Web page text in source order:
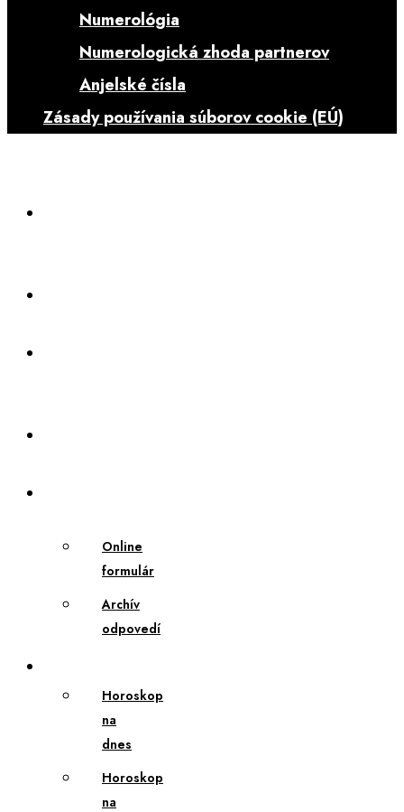
Numerológia
Numerologická zhoda partnerov
Anjelské čísla
Zásady používania súborov cookie (EÚ)
Online
formulár
Archív
odpovedí
Horoskop
na
dnes
Horoskop
na